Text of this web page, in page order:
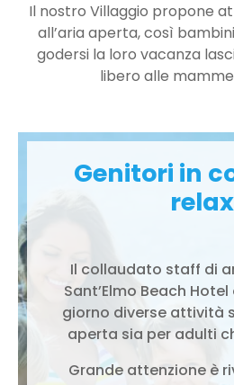
Il nostro Villaggio propone
all’aria aperta, così
godersi la loro vacanza
libero alle
Genitori in
relax
Il collaudato staff di
Sant’Elmo Beach
giorno diverse attività
aperta sia per adulti
Grande attenzione è